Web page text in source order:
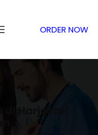
ORDER NOW
di Harjosari